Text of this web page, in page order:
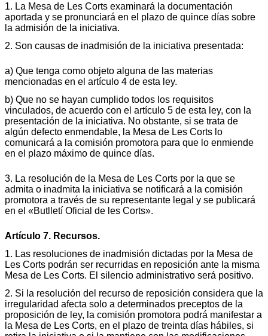
1. La Mesa de Les Corts examinará la documentación
aportada y se pronunciará en el plazo de quince días sobre
la admisión de la iniciativa.
2. Son causas de inadmisión de la iniciativa presentada:
a) Que tenga como objeto alguna de las materias
mencionadas en el artículo 4 de esta ley.
b) Que no se hayan cumplido todos los requisitos
vinculados, de acuerdo con el artículo 5 de esta ley, con la
presentación de la iniciativa. No obstante, si se trata de
algún defecto enmendable, la Mesa de Les Corts lo
comunicará a la comisión promotora para que lo enmiende
en el plazo máximo de quince días.
3. La resolución de la Mesa de Les Corts por la que se
admita o inadmita la iniciativa se notificará a la comisión
promotora a través de su representante legal y se publicará
en el «Butlletí Oficial de les Corts».
Artículo 7. Recursos.
1. Las resoluciones de inadmisión dictadas por la Mesa de
Les Corts podrán ser recurridas en reposición ante la misma
Mesa de Les Corts. El silencio administrativo será positivo.
2. Si la resolución del recurso de reposición considera que la
irregularidad afecta solo a determinados preceptos de la
proposición de ley, la comisión promotora podrá manifestar a
la Mesa de Les Corts, en el plazo de treinta días hábiles, si